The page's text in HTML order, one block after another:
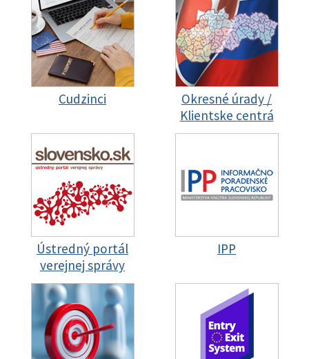
Cudzinci
Okresné úrady /
Klientske centrá
Ústredný portál
verejnej správy
IPP